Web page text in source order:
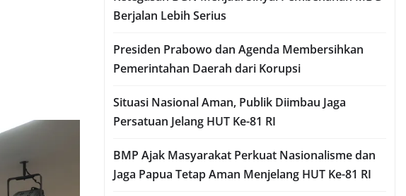
Berjalan Lebih Serius
Presiden Prabowo dan Agenda Membersihkan
Pemerintahan Daerah dari Korupsi
Situasi Nasional Aman, Publik Diimbau Jaga
Persatuan Jelang HUT Ke-81 RI
BMP Ajak Masyarakat Perkuat Nasionalisme dan
Jaga Papua Tetap Aman Menjelang HUT Ke-81 RI